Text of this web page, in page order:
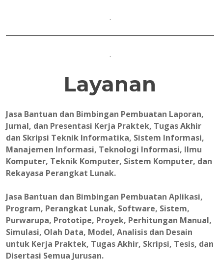
.
.
Layanan
Jasa Bantuan dan Bimbingan Pembuatan Laporan,
Jurnal, dan Presentasi Kerja Praktek, Tugas Akhir
dan Skripsi Teknik Informatika, Sistem Informasi,
Manajemen Informasi, Teknologi Informasi, Ilmu
Komputer, Teknik Komputer, Sistem Komputer, dan
Rekayasa Perangkat Lunak.
Jasa Bantuan dan Bimbingan Pembuatan Aplikasi,
Program, Perangkat Lunak, Software, Sistem,
Purwarupa, Prototipe, Proyek, Perhitungan Manual,
Simulasi, Olah Data, Model, Analisis dan Desain
untuk Kerja Praktek, Tugas Akhir, Skripsi, Tesis, dan
Disertasi Semua Jurusan.